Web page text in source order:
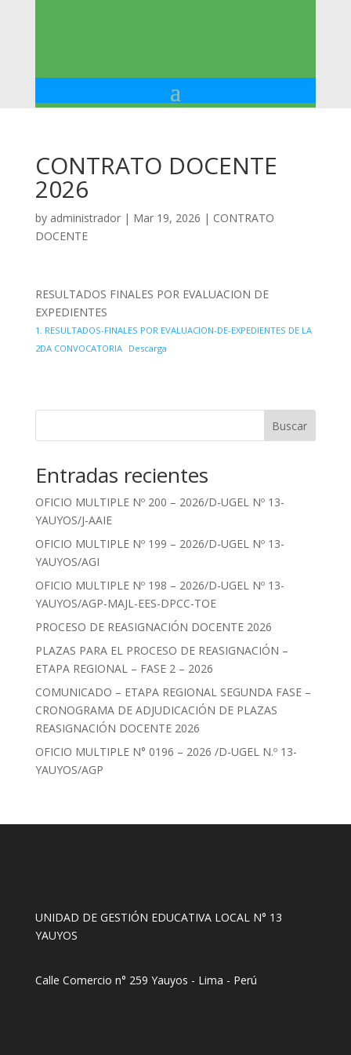
CONTRATO DOCENTE
2026
by administrador| Mar 19, 2026 | CONTRATO
DOCENTE
RESULTADOS FINALES POR EVALUACION DE
EXPEDIENTES
1. RESULTADOS-FINALES POR EVALUACION-DE-EXPEDIENTES DE LA
2DA CONVOCATORIA
Descarga
Buscar
Entradas recientes
OFICIO MULTIPLE Nº 200 – 2026/D-UGEL Nº 13-
YAUYOS/J-AAIE
OFICIO MULTIPLE Nº 199 – 2026/D-UGEL Nº 13-
YAUYOS/AGI
OFICIO MULTIPLE Nº 198 – 2026/D-UGEL Nº 13-
YAUYOS/AGP-MAJL-EES-DPCC-TOE
PROCESO DE REASIGNACIÓN DOCENTE 2026
PLAZAS PARA EL PROCESO DE REASIGNACIÓN –
ETAPA REGIONAL – FASE 2 – 2026
COMUNICADO – ETAPA REGIONAL SEGUNDA FASE –
CRONOGRAMA DE ADJUDICACIÓN DE PLAZAS
REASIGNACIÓN DOCENTE 2026
OFICIO MULTIPLE N° 0196 – 2026 /D-UGEL N.º 13-
YAUYOS/AGP
UNIDAD DE GESTIÓN EDUCATIVA LOCAL N° 13
YAUYOS
Calle Comercio n° 259 Yauyos - Lima - Perú